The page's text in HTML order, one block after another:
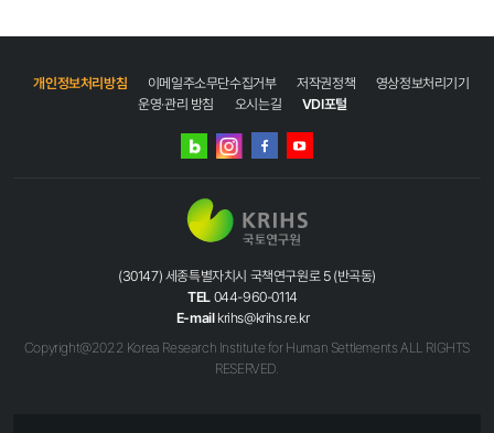
개인정보처리방침 이메일주소무단수집거부 저작권정책
영상정보처리기기
운영·관리 방침
오시는길 VDI포털
네이버
인스타그램
(30147) 세종특별자치시 국책연구원로 5 (반곡동)
TEL 044-960-0114
E-mail krihs@krihs.re.kr
Copyright@2022 Korea Research Institute for Human Settlements ALL RIGHTS
RESERVED.